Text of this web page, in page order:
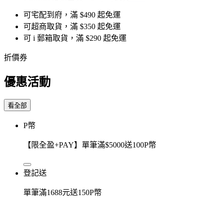
可宅配到府，滿 $490 起免運
可超商取貨，滿 $350 起免運
可 i 郵箱取貨，滿 $290 起免運
折價券
優惠活動
看全部
P幣
【限全盈+PAY】單筆滿$5000送100P幣
登記送
單筆滿1688元送150P幣